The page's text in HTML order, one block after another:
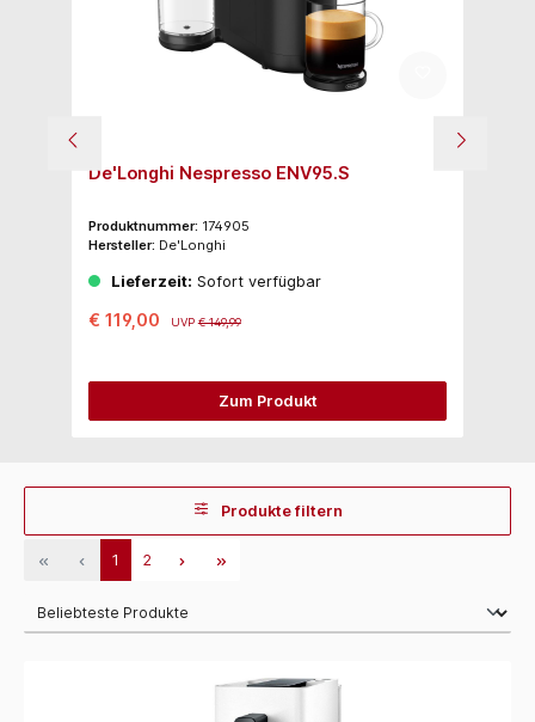
De'Longhi Nespresso ENV95.S
Produktnummer: 174905
Hersteller: De'Longhi
Lieferzeit: Sofort verfügbar
€ 119,00 UVP€ 149,99
Zum Produkt
Produkte filtern
1 2